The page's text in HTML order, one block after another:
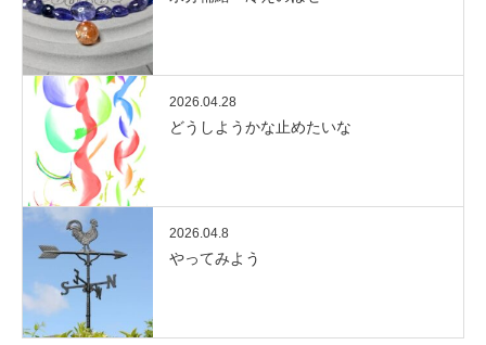
2026.04.28
どうしようかな止めたいな
2026.04.8
やってみよう